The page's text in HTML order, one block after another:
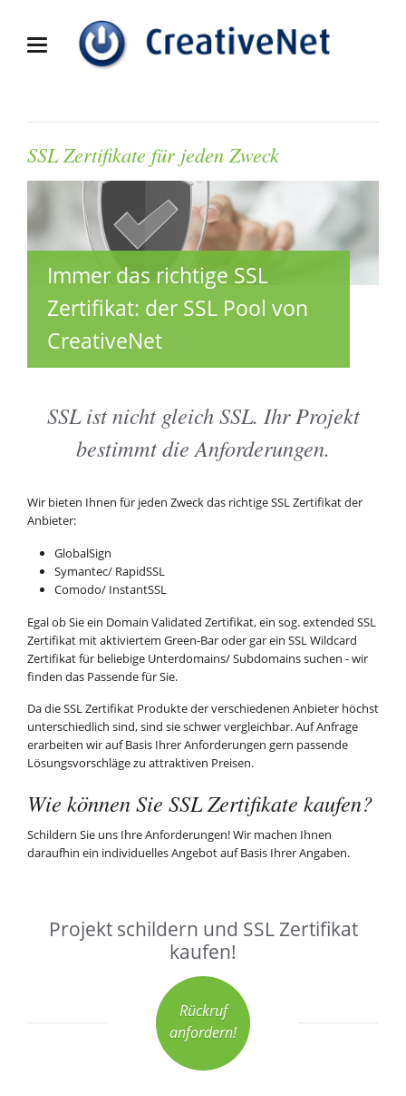
SSL Zertifikate für jeden Zweck
Immer das richtige SSL
Zertifikat: der SSL Pool von
CreativeNet
SSL ist nicht gleich SSL. Ihr Projekt
bestimmt die Anforderungen.
Wir bieten Ihnen für jeden Zweck das richtige SSL Zertifikat der
Anbieter:
GlobalSign
Symantec/ RapidSSL
Comodo/ InstantSSL
Egal ob Sie ein Domain Validated Zertifikat, ein sog. extended SSL
Zertifikat mit aktiviertem Green-Bar oder gar ein SSL Wildcard
Zertifikat für beliebige Unterdomains/ Subdomains suchen - wir
finden das Passende für Sie.
Da die SSL Zertifikat Produkte der verschiedenen Anbieter höchst
unterschiedlich sind, sind sie schwer vergleichbar. Auf Anfrage
erarbeiten wir auf Basis Ihrer Anforderungen gern passende
Lösungsvorschläge zu attraktiven Preisen.
Wie können Sie SSL Zertifikate kaufen?
Schildern Sie uns Ihre Anforderungen! Wir machen Ihnen
daraufhin ein individuelles Angebot auf Basis Ihrer Angaben.
Projekt schildern und SSL Zertifikat
kaufen!
Rückruf
anfordern!